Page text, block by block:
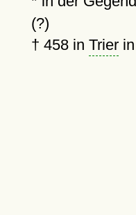
(?)
† 458in Trierin